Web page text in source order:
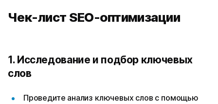
Чек-лист SEO-оптимизации
1. Исследование и подбор ключевых
слов
Проведите анализ ключевых слов с помощью